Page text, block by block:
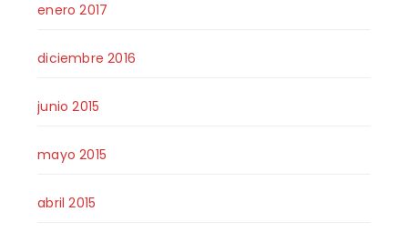
enero 2017
diciembre 2016
junio 2015
mayo 2015
abril 2015